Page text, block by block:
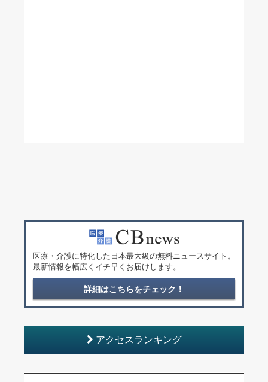
医療・介護に特化した日本最大級の無料ニュースサイト。
最新情報を幅広くイチ早くお届けします。
詳細はこちらをチェック！
アクセスランキング